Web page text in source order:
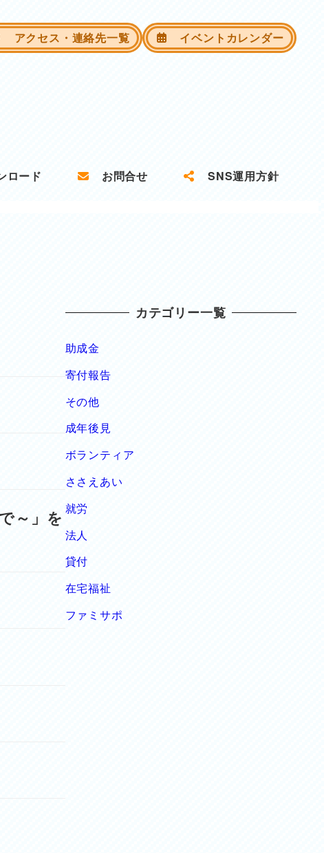
アクセス・連絡先一覧 イベントカレンダー
ロード お問合せ SNS運用方針
～」を
カテゴリー一覧
助成金
寄付報告
その他
成年後見
ボランティア
ささえあい
就労
法人
貸付
在宅福祉
ファミサポ